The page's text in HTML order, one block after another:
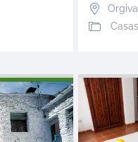
Orgiva